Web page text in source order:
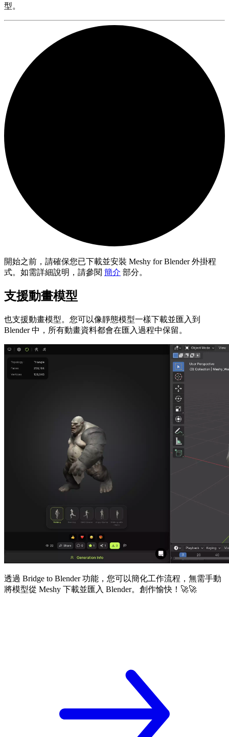
型。
開始之前，請確保您已下載並安裝 Meshy for Blender 外掛程
式。如需詳細說明，請參閱 簡介 部分。
支援動畫模型
也支援動畫模型。您可以像靜態模型一樣下載並匯入到
Blender 中，所有動畫資料都會在匯入過程中保留。
透過 Bridge to Blender 功能，您可以簡化工作流程，無需手動
將模型從 Meshy 下載並匯入 Blender。創作愉快！🚀🚀